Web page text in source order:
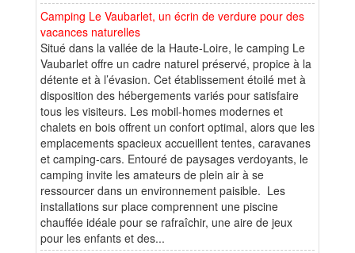
Camping Le Vaubarlet, un écrin de verdure pour des
vacances naturelles
Situé dans la vallée de la Haute-Loire, le camping Le
Vaubarlet offre un cadre naturel préservé, propice à la
détente et à l’évasion. Cet établissement étoilé met à
disposition des hébergements variés pour satisfaire
tous les visiteurs. Les mobil-homes modernes et
chalets en bois offrent un confort optimal, alors que les
emplacements spacieux accueillent tentes, caravanes
et camping-cars. Entouré de paysages verdoyants, le
camping invite les amateurs de plein air à se
ressourcer dans un environnement paisible. Les
installations sur place comprennent une piscine
chauffée idéale pour se rafraîchir, une aire de jeux
pour les enfants et des...